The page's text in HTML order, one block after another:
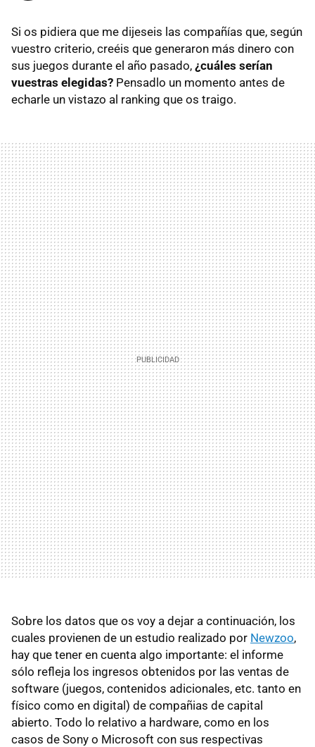
Si os pidiera que me dijeseis las compañías que, según
vuestro criterio, creéis que generaron más dinero con
sus juegos durante el año pasado, ¿cuáles serían
vuestras elegidas? Pensadlo un momento antes de
echarle un vistazo al ranking que os traigo.
Sobre los datos que os voy a dejar a continuación, los
cuales provienen de un estudio realizado por Newzoo,
hay que tener en cuenta algo importante: el informe
sólo refleja los ingresos obtenidos por las ventas de
software (juegos, contenidos adicionales, etc. tanto en
físico como en digital) de compañias de capital
abierto. Todo lo relativo a hardware, como en los
casos de Sony o Microsoft con sus respectivas